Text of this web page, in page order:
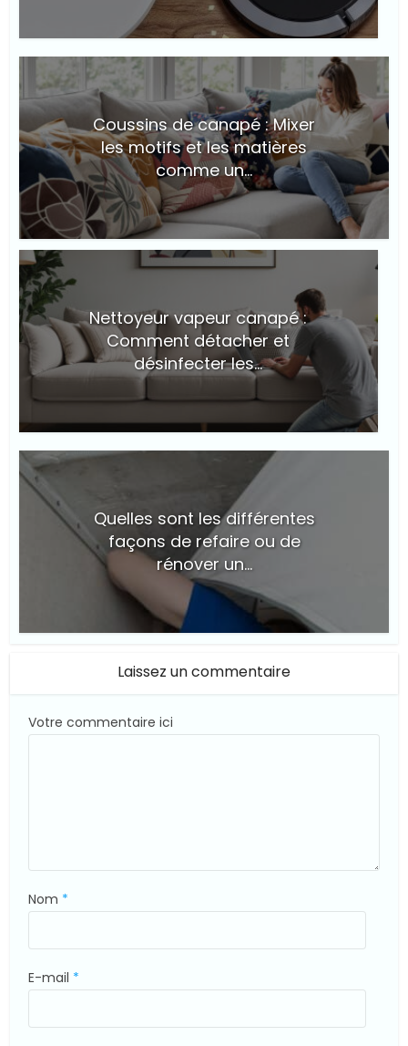
© Suite101
Coussins de canapé : Mixer
les motifs et les matières
comme un...
Nettoyeur vapeur canapé :
Comment détacher et
désinfecter les...
Quelles sont les différentes
façons de refaire ou de
rénover un...
Laissez un commentaire
Votre commentaire ici
Nom *
E-mail *